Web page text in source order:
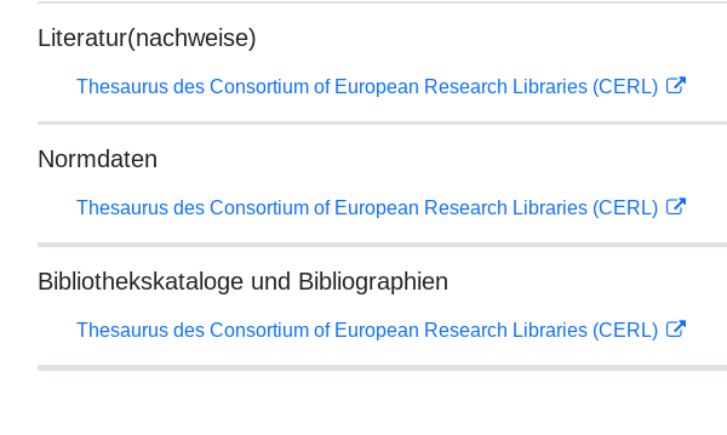
Literatur(nachweise)
Thesaurus des Consortium of European Research Libraries (CERL)
Normdaten
Thesaurus des Consortium of European Research Libraries (CERL)
Bibliothekskataloge und Bibliographien
Thesaurus des Consortium of European Research Libraries (CERL)